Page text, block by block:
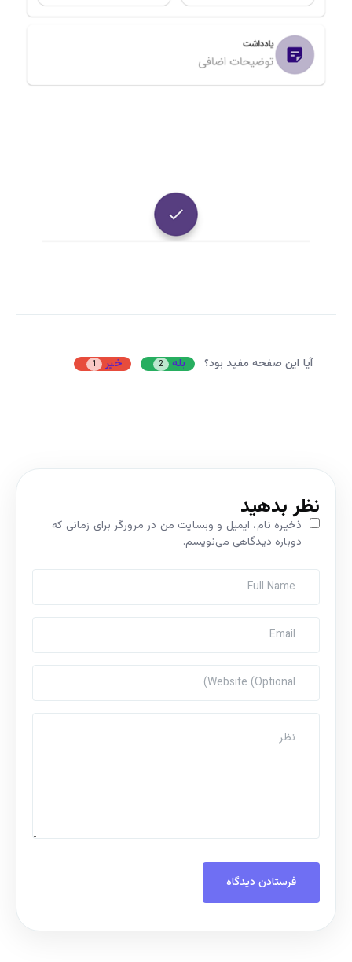
آیا این صفحه مفید بود؟ بله 2 خیر 1
نظر بدهید
ذخیره نام، ایمیل و وبسایت من در مرورگر برای زمانی که
دوباره دیدگاهی می‌نویسم.